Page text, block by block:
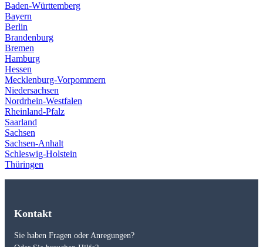
Baden-Württemberg
Bayern
Berlin
Brandenburg
Bremen
Hamburg
Hessen
Mecklenburg-Vorpommern
Niedersachsen
Nordrhein-Westfalen
Rheinland-Pfalz
Saarland
Sachsen
Sachsen-Anhalt
Schleswig-Holstein
Thüringen
Kontakt
Sie haben Fragen oder Anregungen?